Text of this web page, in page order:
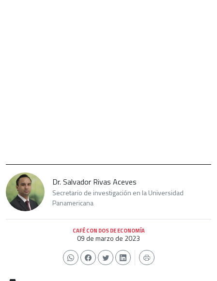
Dr. Salvador Rivas Aceves
Secretario de investigación en la Universidad
Panamericana
CAFÉ CON DOS DE ECONOMÍA
09 de marzo de 2023